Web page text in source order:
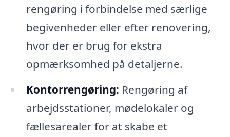
rengøring i forbindelse med særlige
begivenheder eller efter renovering,
hvor der er brug for ekstra
opmærksomhed på detaljerne.
Kontorrengøring: Rengøring af
arbejdsstationer, mødelokaler og
fællesarealer for at skabe et